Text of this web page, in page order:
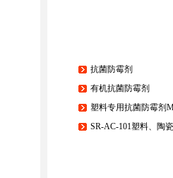
抗菌防霉剂
有机抗菌防霉剂
塑料专用抗菌防霉剂
SR-AC-101塑料、陶